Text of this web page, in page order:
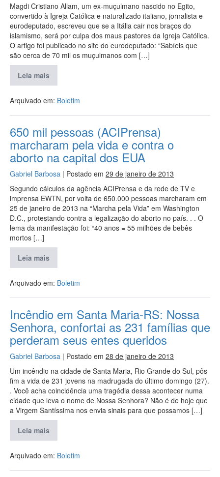
Magdi Cristiano Allam, um ex-muçulmano nascido no Egito,
convertido à Igreja Católica e naturalizado italiano, jornalista e
eurodeputado, escreveu que se a Itália cair nos braços do
islamismo, será por culpa dos maus pastores da Igreja Católica.
O artigo foi publicado no site do eurodeputado: “Sabíeis que
são cerca de 70 mil os muçulmanos com […]
Leia mais
Arquivado em: Boletim
650 mil pessoas (ACIPrensa)
marcharam pela vida e contra o
aborto na capital dos EUA
Gabriel Barbosa | Postado em 29 de janeiro de 2013
Segundo cálculos da agência ACIPrensa e da rede de TV e
imprensa EWTN, por volta de 650.000 pessoas marcharam em
25 de janeiro de 2013 na “Marcha pela Vida” em Washington
D.C., protestando contra a legalização do aborto no país. . . O
lema da manifestação foi: “40 anos = 55 milhões de bebês
mortos […]
Leia mais
Arquivado em: Boletim
Incêndio em Santa Maria-RS: Nossa
Senhora, confortai as 231 famílias que
perderam seus entes queridos
Gabriel Barbosa | Postado em 28 de janeiro de 2013
Um incêndio na cidade de Santa Maria, Rio Grande do Sul, pôs
fim a vida de 231 jovens na madrugada do último domingo (27).
. Você acha coincidência uma tragédia dessa acontecer numa
cidade que leva o nome de Nossa Senhora? Não é de hoje que
a Virgem Santíssima nos envia sinais para que possamos […]
Leia mais
Arquivado em: Boletim